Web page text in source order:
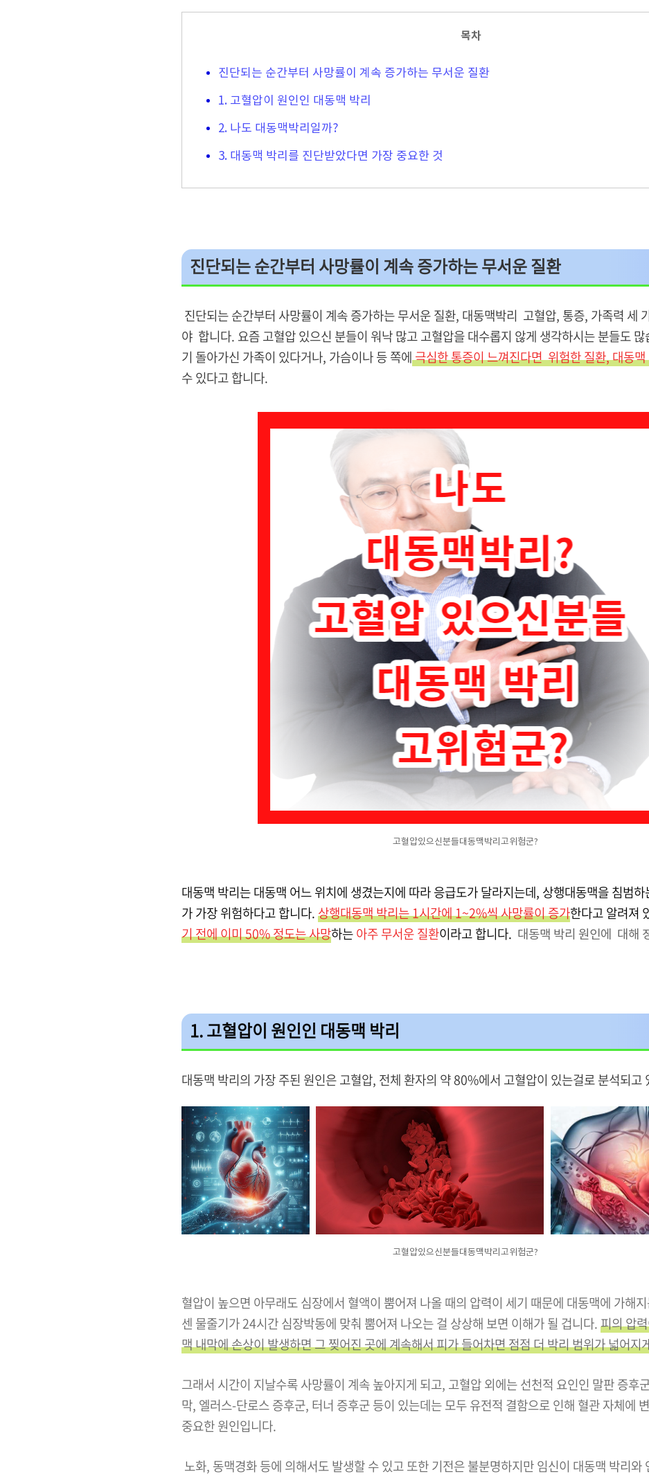
목차
진단되는 순간부터 사망률이 계속 증가하는 무서운 질환
1. 고혈압이 원인인 대동맥 박리
2. 나도 대동맥박리일까?
3. 대동맥 박리를 진단받았다면 가장 중요한 것
진단되는 순간부터 사망률이 계속 증가하는 무서운 질환
진단되는 순간부터 사망률이 계속 증가하는 무서운 질환, 대동맥박리 고혈압, 통증, 가족력 세
야 합니다. 요즘 고혈압 있으신 분들이 워낙 많고 고혈압을 대수롭지 않게 생각하시는 분들도
기 돌아가신 가족이 있다거나, 가슴이나 등 쪽에극심한 통증이 느껴진다면 위험한 질환, 대동
수 있다고 합니다.
고혈압있으신분들대동맥박리고위험군?
대동맥 박리는 대동맥 어느 위치에 생겼는지에 따라 응급도가 달라지는데, 상행대동맥을 침범하
가 가장 위험하다고 합니다.상행대동맥 박리는 1시간에 1~2%씩 사망률이 증가한다고 알려져
기 전에 이미 50% 정도는 사망하는아주 무서운 질환이라고 합니다. 대동맥 박리 원인에 대해
1. 고혈압이 원인인 대동맥 박리
대동맥 박리의 가장 주된 원인은 고혈압, 전체 환자의 약 80%에서 고혈압이 있는걸로 분석되고
고혈압있으신분들대동맥박리고위험군?
혈압이 높으면 아무래도 심장에서 혈액이 뿜어져 나올 때의 압력이 세기 때문에 대동맥에 가해
센 물줄기가 24시간 심장박동에 맞춰 뿜어져 나오는 걸 상상해 보면 이해가 될 겁니다.피의 압
맥 내막에 손상이 발생하면 그 찢어진 곳에 계속해서 피가 들어차면 점점 더 박리 범위가 넓어지
그래서 시간이 지날수록 사망률이 계속 높아지게 되고, 고혈압 외에는 선천적 요인인 말판 증후
막, 엘러스-단로스 증후군, 터너 증후군 등이 있는데는 모두 유전적 결함으로 인해 혈관 자체에
중요한 원인입니다.
노화, 동맥경화 등에 의해서도 발생할 수 있고 또한 기전은 불분명하지만 임신이 대동맥 박리와